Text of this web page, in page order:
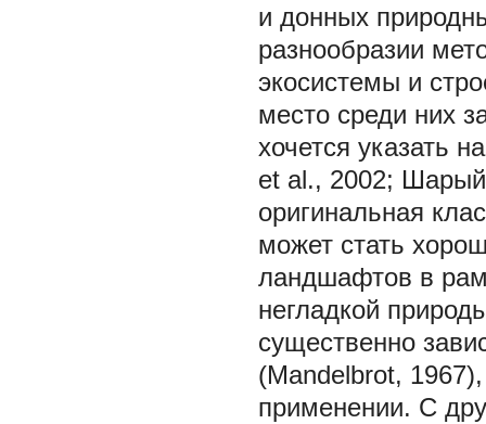
и донных
разнообразии
экосистемы и
место среди них
хочется указать
et al., 2002;
оригинальная
может стать
ландшафтов в
негладкой
существенно
(Mandelbrot,
применении. С